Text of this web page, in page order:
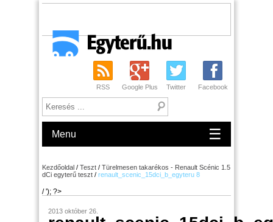
RSS Google Plus Twitter Facebook
Menu ☰
Kezdőoldal / Teszt / Türelmesen takarékos - Renault Scénic 1.5
dCi egyterű teszt / renault_scenic_15dci_b_egyteru 8
/ '); ?>
2013 október 26.